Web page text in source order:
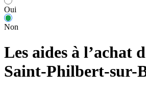
Oui
Non
Les aides à l’achat
Saint-Philbert-sur-